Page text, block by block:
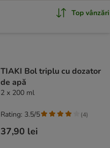
Top vânzări
TIAKI Bol triplu cu dozator
de apă
2 x 200 ml
37,90 lei
Rating: 3.5/5 (4)